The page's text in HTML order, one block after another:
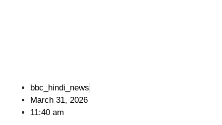
bbc_hindi_news
March 31, 2026
11:40 am